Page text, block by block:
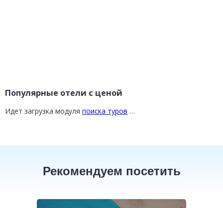
Популярные отели с ценой
Идет загрузка модуля поиска туров …
Рекомендуем посетить